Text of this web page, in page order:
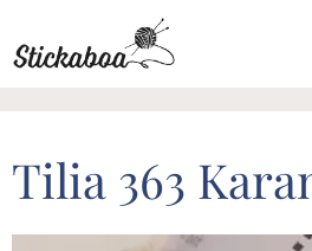
Tilia 363